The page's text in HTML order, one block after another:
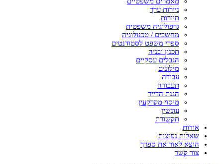
ניירות ערך
תיירות
גרפולוגיה משפטית
מחשבים / טכנולוגיה
ספרי משפט לסטודנטים
תכנון ובניה
הגבלים עסקיים
מילונים
עבודה
תעבורה
הגנת הדייר
מיסוי מקרקעין
עונשין
תקשורת
אודות
שאלות נפוצות
הוצא לאור את ספרך
צור קשר